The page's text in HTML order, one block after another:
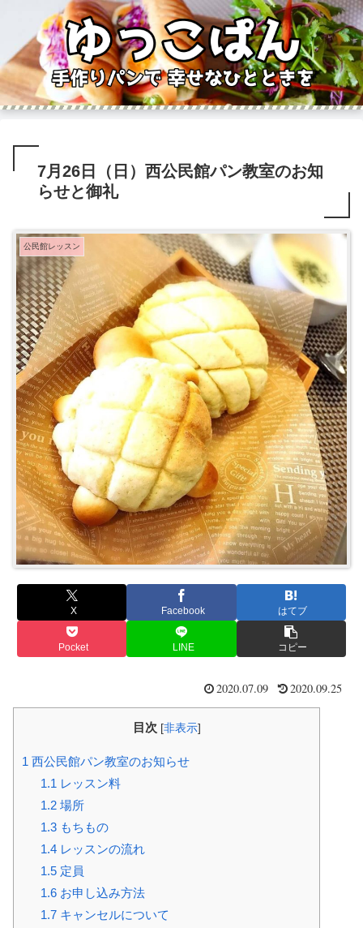
7月26日（日）西公民館パン教室のお知
らせと御礼
公民館レッスン
X Facebook はてブ
Pocket LINE コピー
2020.07.09 2020.09.25
目次 [非表示]
1 西公民館パン教室のお知らせ
1.1 レッスン料
1.2場所
1.3もちもの
1.4レッスンの流れ
1.5定員
1.6お申し込み方法
1.7キャンセルについて